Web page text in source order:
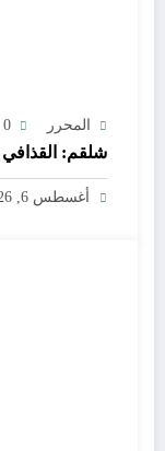
المحرر 0
شلقم: القذافي و 39
أغسطس 6, 2026